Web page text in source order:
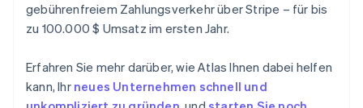
gebührenfreiem Zahlungsverkehr über Stripe – für bis
zu 100.000 $ Umsatz im ersten Jahr.
Erfahren Sie mehr darüber, wie Atlas Ihnen dabei helfen
kann, Ihr neues Unternehmen schnell und